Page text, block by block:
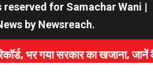
for Samachar Wani |
by Newsreach.
का खजाना, जानें कैसे रचा